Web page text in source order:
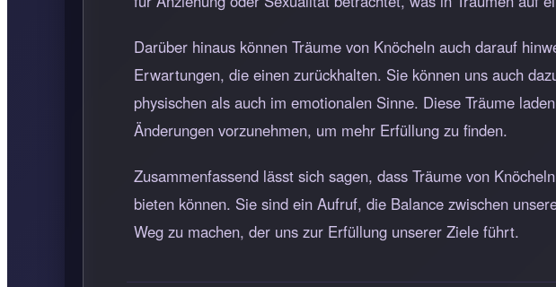
Darüber hinaus können Träume von Knöcheln auch darauf
Erwartungen, die einen zurückhalten. Sie können uns auch
physischen als auch im emotionalen Sinne. Diese Träume
Änderungen vorzunehmen, um mehr Erfüllung zu finden.
Zusammenfassend lässt sich sagen, dass Träume von
bieten können. Sie sind ein Aufruf, die Balance zwischen
Weg zu machen, der uns zur Erfüllung unserer Ziele führt.